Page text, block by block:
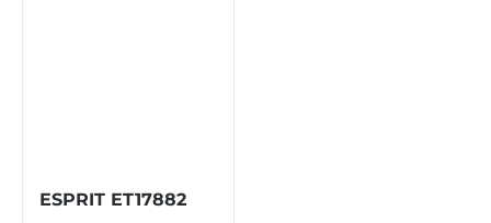
ESPRIT ET17882